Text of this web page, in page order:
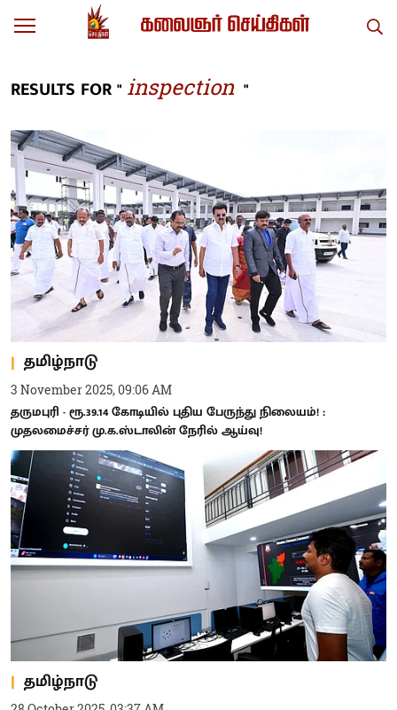
RESULTS FOR " inspection "
தமிழ்நாடு
3 November 2025, 09:06 AM
தருமபுரி - ரூ.39.14 கோடியில் புதிய பேருந்து நிலையம்! :
முதலமைச்சர் மு.க.ஸ்டாலின் நேரில் ஆய்வு!
தமிழ்நாடு